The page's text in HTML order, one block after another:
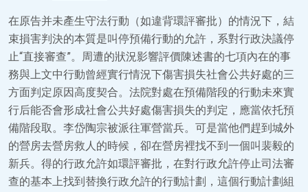
在原告并未產生守法行動（如違背環評審批）的情況下，結
束損害判決的本質是叫停預備行動的允許，系對行政決議停
止“直接審查”。周遭的狀況影響評價陳述書的七項內在的事
務與上文中行動曾經實行情況下傷害損失社會公共好處的三
方面判定原因高度契合。法院對處在預備階段的行動未來實
行后能否會形成社會公共好處傷害損失的判定，應當依托預
備階段取。李岱陶宗被派往軍營當兵。可是當他們趕到城外
的營房去營房救人的時候，卻在營房裡找不到一個叫裴毅的
新兵。得的行政允許如環評審批，在對行政允許停止司法審
查的基本上找到替換行政允許的行動計劃，這個行動計劃組